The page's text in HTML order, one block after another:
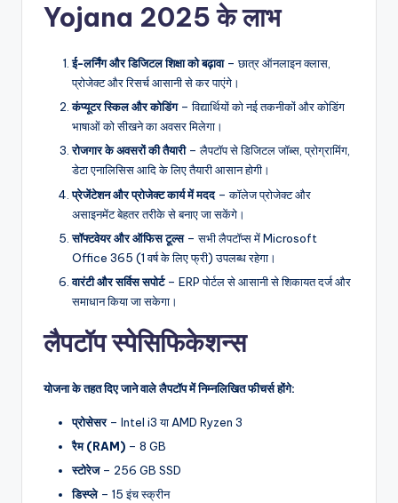
Yojana 2025 के लाभ
ई-लर्निंग और डिजिटल शिक्षा को बढ़ावा– छात्र ऑनलाइन क्लास,
प्रोजेक्ट और रिसर्च आसानी से कर पाएंगे।
कंप्यूटर स्किल और कोडिंग– विद्यार्थियों को नई तकनीकों और कोडिंग
भाषाओं को सीखने का अवसर मिलेगा।
रोजगार के अवसरों की तैयारी– लैपटॉप से डिजिटल जॉब्स, प्रोग्रामिंग,
डेटा एनालिसिस आदि के लिए तैयारी आसान होगी।
प्रेजेंटेशन और प्रोजेक्ट कार्य में मदद– कॉलेज प्रोजेक्ट और
असाइनमेंट बेहतर तरीके से बनाए जा सकेंगे।
सॉफ्टवेयर और ऑफिस टूल्स– सभी लैपटॉप्स में Microsoft
Office 365 (1 वर्ष के लिए फ्री) उपलब्ध रहेगा।
वारंटी और सर्विस सपोर्ट– ERP पोर्टल से आसानी से शिकायत दर्ज और
समाधान किया जा सकेगा।
लैपटॉप स्पेसिफिकेशन्स
योजना के तहत दिए जाने वाले लैपटॉप में निम्नलिखित फीचर्स होंगे:
प्रोसेसर– Intel i3 या AMD Ryzen 3
रैम (RAM) – 8 GB
स्टोरेज– 256 GB SSD
डिस्प्ले– 15 इंच स्क्रीन